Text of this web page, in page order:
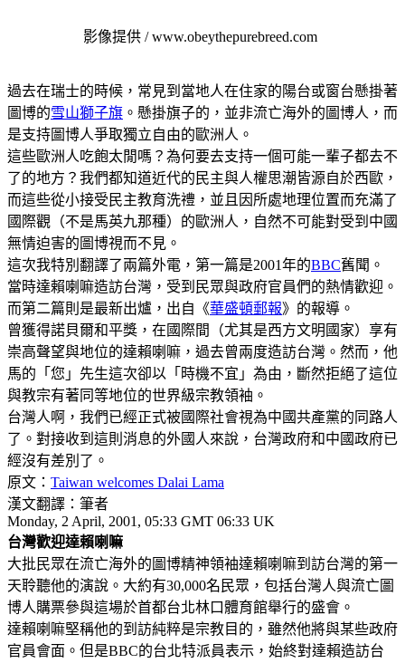
影像提供 / www.obeythepurebreed.com
過去在瑞士的時候，常見到當地人在住家的陽台或窗台懸掛著
圖博的雪山獅子旗 。懸掛旗子的，並非流亡海外的圖博人，而
是支持圖博人爭取獨立自由的歐洲人。
這些歐洲人吃飽太閒嗎？為何要去支持一個可能一輩子都去不
了的地方？我們都知道近代的民主與人權思潮皆源自於西歐，
而這些從小接受民主教育洗禮，並且因所處地理位置而充滿了
國際觀（不是馬英九那種）的歐洲人，自然不可能對受到中國
無情迫害的圖博視而不見。
這次我特別翻譯了兩篇外電，第一篇是2001年的BBC舊聞。
當時達賴喇嘛造訪台灣，受到民眾與政府官員們的熱情歡迎。
而第二篇則是最新出爐，出自《華盛頓郵報》的報導。
曾獲得諾貝爾和平獎，在國際間（尤其是西方文明國家）享有
崇高聲望與地位的達賴喇嘛，過去曾兩度造訪台灣。然而，他
馬的「您」先生這次卻以「時機不宜」為由，斷然拒絕了這位
與教宗有著同等地位的世界級宗教領袖。
台灣人啊，我們已經正式被國際社會視為中國共產黨的同路人
了。對接收到這則消息的外國人來說，台灣政府和中國政府已
經沒有差別了。
原文： Taiwan welcomes Dalai Lama
漢文翻譯：筆者
Monday, 2 April, 2001, 05:33 GMT 06:33 UK
台灣歡迎達賴喇嘛
大批民眾在流亡海外的圖博精神領袖達賴喇嘛到訪台灣的第一
天聆聽他的演說。大約有30,000名民眾，包括台灣人與流亡圖
博人購票參與這場於首都台北林口體育館舉行的盛會。
達賴喇嘛堅稱他的到訪純粹是宗教目的，雖然他將與某些政府
官員會面。但是BBC的台北特派員表示，始終對達賴造訪台